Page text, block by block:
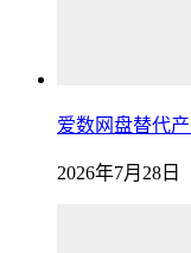
爱数网盘替代
2026年7月28日